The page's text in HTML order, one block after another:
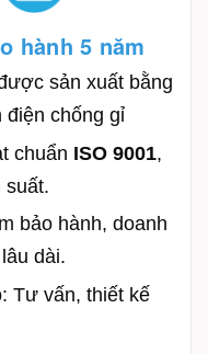
hành 5 năm
sản xuất bằng
điện chống gỉ
chuẩn ISO 9001,
suất.
bảo hành, doanh
dài.
: Tư vấn, thiết kế